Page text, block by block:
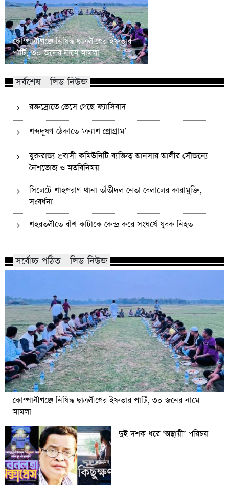
কোম্পানীগঞ্জে নিষিদ্ধ ছাত্রলীগের ইফতার
পার্টি, ৩০ জনের নামে মামলা
সর্বশেষ - লিড নিউজ
রক্তস্রোতে ভেসে গেছে ফ্যাসিবাদ
শব্দদূষণ ঠেকাতে ‘ক্র্যাশ প্রোগ্রাম’
যুক্তরাজ্য প্রবাসী কমিউনিটি ব্যক্তিত্ব আনসার আলীর সৌজন্যে
নৈশভোজ ও মতবিনিময়
সিলেটে শাহপরাণ থানা তাঁতীদল নেতা বেলালের কারামুক্তি,
সংবর্ধনা
শহরতলীতে বাঁশ কাটাকে কেন্দ্র করে সংঘর্ষে যুবক নিহত
সর্বোচ্চ পঠিত - লিড নিউজ
কোম্পানীগঞ্জে নিষিদ্ধ ছাত্রলীগের ইফতার পার্টি, ৩০ জনের নামে
মামলা
দুই দশক ধরে ‘অস্থায়ী’ পরিচয়